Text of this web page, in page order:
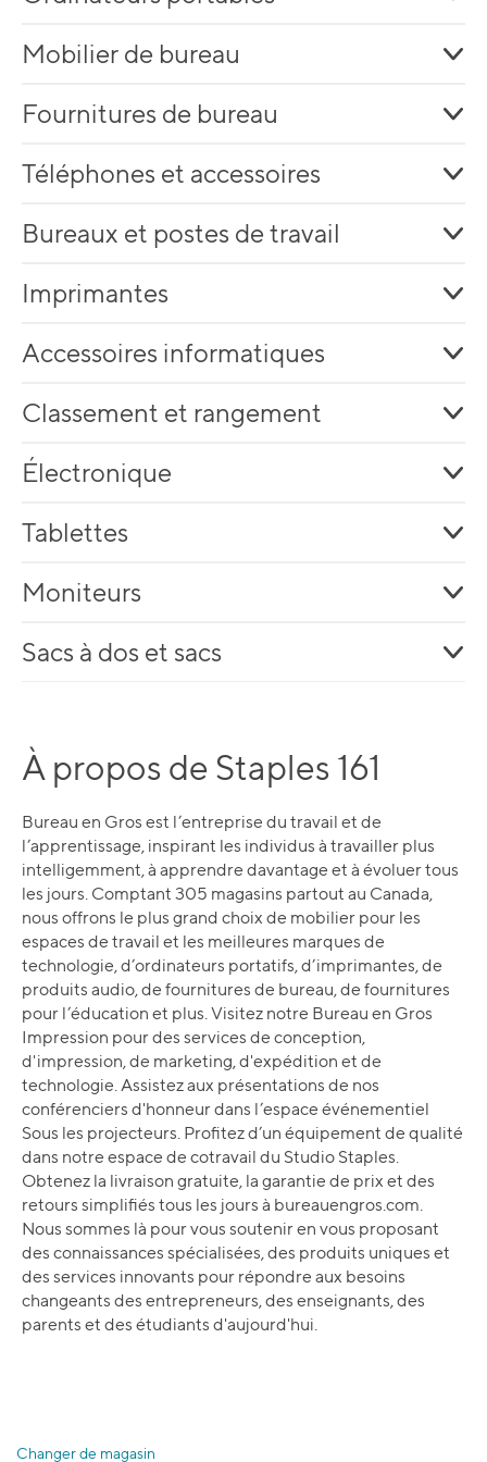
Mobilier de bureau
Fournitures de bureau
Téléphones et accessoires
Bureaux et postes de travail
Imprimantes
Accessoires informatiques
Classement et rangement
Électronique
Tablettes
Moniteurs
Sacs à dos et sacs
À propos de Staples 161
Bureau en Gros est l’entreprise du travail et de
l’apprentissage, inspirant les individus à travailler plus
intelligemment, à apprendre davantage et à évoluer tous
les jours. Comptant 305 magasins partout au Canada,
nous offrons le plus grand choix de mobilier pour les
espaces de travail et les meilleures marques de
technologie, d’ordinateurs portatifs, d’imprimantes, de
produits audio, de fournitures de bureau, de fournitures
pour l’éducation et plus. Visitez notre Bureau en Gros
Impression pour des services de conception,
d'impression, de marketing, d'expédition et de
technologie. Assistez aux présentations de nos
conférenciers d'honneur dans l’espace événementiel
Sous les projecteurs. Profitez d’un équipement de qualité
dans notre espace de cotravail du Studio Staples.
Obtenez la livraison gratuite, la garantie de prix et des
retours simplifiés tous les jours à bureauengros.com.
Nous sommes là pour vous soutenir en vous proposant
des connaissances spécialisées, des produits uniques et
des services innovants pour répondre aux besoins
changeants des entrepreneurs, des enseignants, des
parents et des étudiants d'aujourd'hui.
Changer de magasin